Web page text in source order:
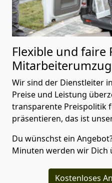
Flexible und faire
Wir sind der Dienstleiter
Preise und Leistung
transparente Preispolitik
präsentieren, das ist
Du wünschst ein
Minuten werden wir Dich
Kostenloses